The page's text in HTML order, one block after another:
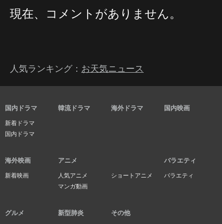
現在、コメントがありません。
人気ランキング： お天気ニュース
国内ドラマ
新着ドラマ
国内ドラマ
韓流ドラマ 海外ドラマ 国内映画
海外映画
新着映画
アニメ
人気アニメ
ショートアニメ
マンガ動画
バラエティ
バラエティ
グルメ 新型肺炎 その他